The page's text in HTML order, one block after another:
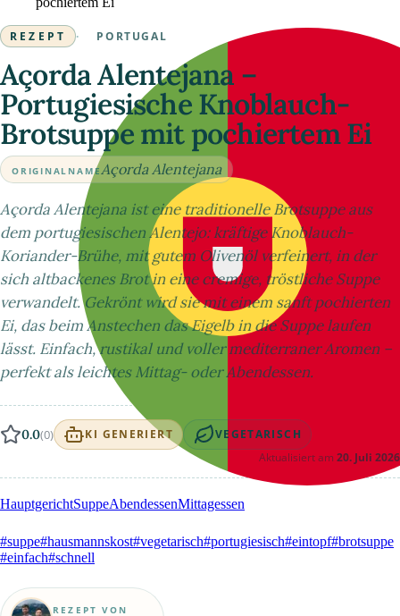
REZEPT · PORTUGAL
Açorda Alentejana –
Portugiesische Knoblauch-
Brotsuppe mit pochiertem Ei
ORIGINALNAMEAçorda Alentejana
Açorda Alentejana ist eine traditionelle Brotsuppe aus
dem portugiesischen Alentejo: kräftige Knoblauch-
Koriander-Brühe, mit gutem Olivenöl verfeinert, in der
sich altbackenes Brot in eine cremige, tröstliche Suppe
verwandelt. Gekrönt wird sie mit einem sanft pochierten
Ei, das beim Anstechen das Eigelb in die Suppe laufen
lässt. Einfach, rustikal und voller mediterraner Aromen –
perfekt als leichtes Mittag- oder Abendessen.
0.0(0) KI GENERIERT VEGETARISCH
Aktualisiert am 20. Juli 2026
HauptgerichtSuppeAbendessenMittagessen
#suppe#hausmannskost#vegetarisch#portugiesisch#eintopf#brotsuppe
#einfach#schnell
REZEPT VON